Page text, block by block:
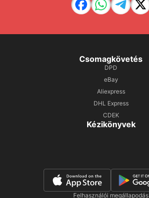
Csomagkövetés
DPD
eBay
Aliexpress
DHL Express
CDEK
Kézikönyvek
Felhasználói megállapodás